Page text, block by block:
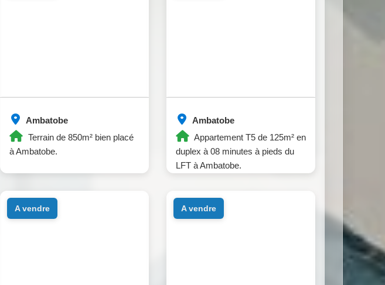
Ambatobe
Terrain de 850m² bien placé
à Ambatobe.
Ambatobe
Appartement T5 de 125m² en
duplex à 08 minutes à pieds du
LFT à Ambatobe.
a vendre a vendre